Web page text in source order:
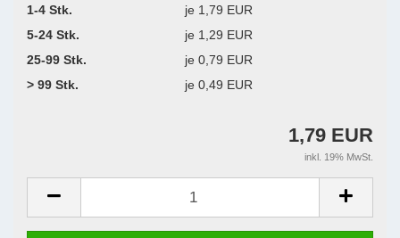
1-4 Stk.
je 1,79 EUR
5-24 Stk.
je 1,29 EUR
25-99 Stk.
je 0,79 EUR
> 99 Stk.
je 0,49 EUR
1,79 EUR
inkl. 19% MwSt.